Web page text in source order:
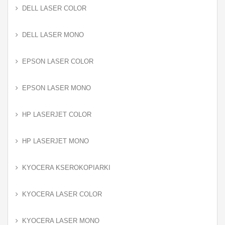
DELL LASER COLOR
DELL LASER MONO
EPSON LASER COLOR
EPSON LASER MONO
HP LASERJET COLOR
HP LASERJET MONO
KYOCERA KSEROKOPIARKI
KYOCERA LASER COLOR
KYOCERA LASER MONO